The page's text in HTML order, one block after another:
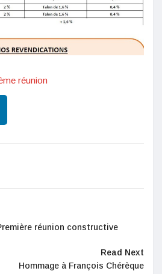
réunion
réunion constructive
Read Next
Hommage à François Chérèque